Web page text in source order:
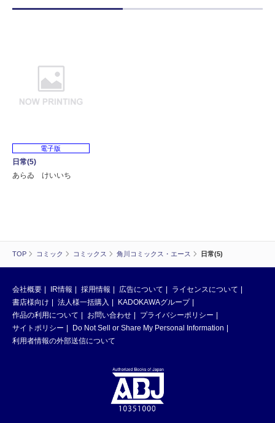
TOP コミック コミックス 角川コミックス・エース 日常(5)
電子版
日常(5)
あらゐ けいいち
会社概要 IR情報 採用情報 広告について
ライセンスについて
書店様向け
法人様一括購入
KADOKAWAグループ
作品の利用について
お問い合わせ
プライバシーポリシー
サイトポリシー
Do Not Sell or Share My Personal Information
利用者情報の外部送信について